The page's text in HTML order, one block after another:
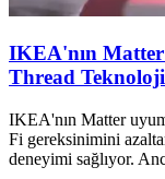
IKEA'nın
Thread
IKEA'nın Matter
Fi gereksinimini
deneyimi sağlıyor.